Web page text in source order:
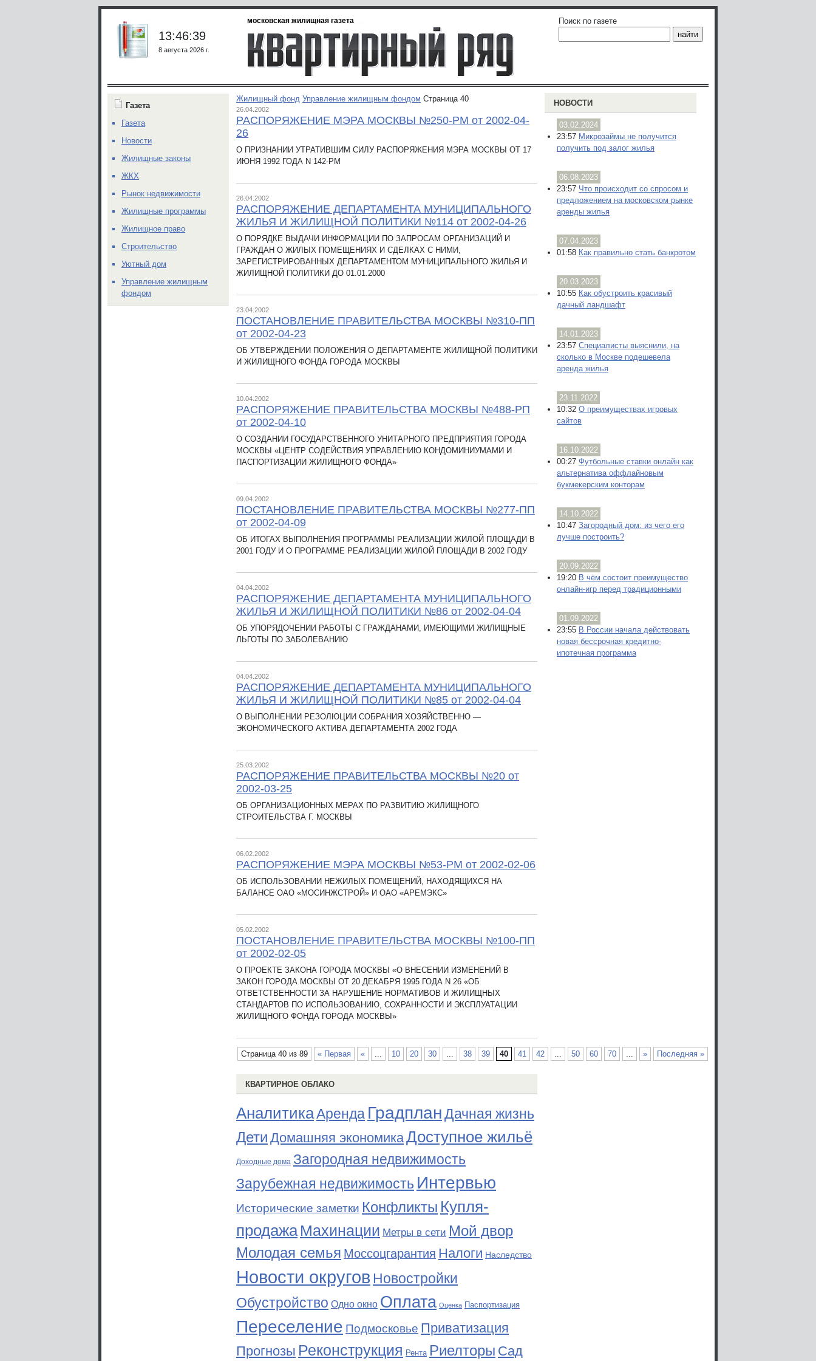
московская жилищная газета
13:46:39
8 августа 2026 г.
Поиск по газете
Жилищный фонд Управление жилищным фондом Страница 40
26.04.2002
РАСПОРЯЖЕНИЕ МЭРА МОСКВЫ №250-РМ от 2002-04-
26
О ПРИЗНАНИИ УТРАТИВШИМ СИЛУ РАСПОРЯЖЕНИЯ МЭРА МОСКВЫ ОТ 17
ИЮНЯ 1992 ГОДА N 142-РМ
26.04.2002
РАСПОРЯЖЕНИЕ ДЕПАРТАМЕНТА МУНИЦИПАЛЬНОГО
ЖИЛЬЯ И ЖИЛИЩНОЙ ПОЛИТИКИ №114 от 2002-04-26
О ПОРЯДКЕ ВЫДАЧИ ИНФОРМАЦИИ ПО ЗАПРОСАМ ОРГАНИЗАЦИЙ И
ГРАЖДАН О ЖИЛЫХ ПОМЕЩЕНИЯХ И СДЕЛКАХ С НИМИ,
ЗАРЕГИСТРИРОВАННЫХ ДЕПАРТАМЕНТОМ МУНИЦИПАЛЬНОГО ЖИЛЬЯ И
ЖИЛИЩНОЙ ПОЛИТИКИ ДО 01.01.2000
23.04.2002
ПОСТАНОВЛЕНИЕ ПРАВИТЕЛЬСТВА МОСКВЫ №310-ПП
от 2002-04-23
ОБ УТВЕРЖДЕНИИ ПОЛОЖЕНИЯ О ДЕПАРТАМЕНТЕ ЖИЛИЩНОЙ ПОЛИТИКИ
И ЖИЛИЩНОГО ФОНДА ГОРОДА МОСКВЫ
10.04.2002
РАСПОРЯЖЕНИЕ ПРАВИТЕЛЬСТВА МОСКВЫ №488-РП
от 2002-04-10
О СОЗДАНИИ ГОСУДАРСТВЕННОГО УНИТАРНОГО ПРЕДПРИЯТИЯ ГОРОДА
МОСКВЫ «ЦЕНТР СОДЕЙСТВИЯ УПРАВЛЕНИЮ КОНДОМИНИУМАМИ И
ПАСПОРТИЗАЦИИ ЖИЛИЩНОГО ФОНДА»
09.04.2002
ПОСТАНОВЛЕНИЕ ПРАВИТЕЛЬСТВА МОСКВЫ №277-ПП
от 2002-04-09
ОБ ИТОГАХ ВЫПОЛНЕНИЯ ПРОГРАММЫ РЕАЛИЗАЦИИ ЖИЛОЙ ПЛОЩАДИ В
2001 ГОДУ И О ПРОГРАММЕ РЕАЛИЗАЦИИ ЖИЛОЙ ПЛОЩАДИ В 2002 ГОДУ
04.04.2002
РАСПОРЯЖЕНИЕ ДЕПАРТАМЕНТА МУНИЦИПАЛЬНОГО
ЖИЛЬЯ И ЖИЛИЩНОЙ ПОЛИТИКИ №86 от 2002-04-04
ОБ УПОРЯДОЧЕНИИ РАБОТЫ С ГРАЖДАНАМИ, ИМЕЮЩИМИ ЖИЛИЩНЫЕ
ЛЬГОТЫ ПО ЗАБОЛЕВАНИЮ
04.04.2002
РАСПОРЯЖЕНИЕ ДЕПАРТАМЕНТА МУНИЦИПАЛЬНОГО
ЖИЛЬЯ И ЖИЛИЩНОЙ ПОЛИТИКИ №85 от 2002-04-04
О ВЫПОЛНЕНИИ РЕЗОЛЮЦИИ СОБРАНИЯ ХОЗЯЙСТВЕННО —
ЭКОНОМИЧЕСКОГО АКТИВА ДЕПАРТАМЕНТА 2002 ГОДА
25.03.2002
РАСПОРЯЖЕНИЕ ПРАВИТЕЛЬСТВА МОСКВЫ №20 от
2002-03-25
ОБ ОРГАНИЗАЦИОННЫХ МЕРАХ ПО РАЗВИТИЮ ЖИЛИЩНОГО
СТРОИТЕЛЬСТВА Г. МОСКВЫ
06.02.2002
РАСПОРЯЖЕНИЕ МЭРА МОСКВЫ №53-РМ от 2002-02-06
ОБ ИСПОЛЬЗОВАНИИ НЕЖИЛЫХ ПОМЕЩЕНИЙ, НАХОДЯЩИХСЯ НА
БАЛАНСЕ ОАО «МОСИНЖСТРОЙ» И ОАО «АРЕМЭКС»
05.02.2002
ПОСТАНОВЛЕНИЕ ПРАВИТЕЛЬСТВА МОСКВЫ №100-ПП
от 2002-02-05
О ПРОЕКТЕ ЗАКОНА ГОРОДА МОСКВЫ «О ВНЕСЕНИИ ИЗМЕНЕНИЙ В
ЗАКОН ГОРОДА МОСКВЫ ОТ 20 ДЕКАБРЯ 1995 ГОДА N 26 «ОБ
ОТВЕТСТВЕННОСТИ ЗА НАРУШЕНИЕ НОРМАТИВОВ И ЖИЛИЩНЫХ
СТАНДАРТОВ ПО ИСПОЛЬЗОВАНИЮ, СОХРАННОСТИ И ЭКСПЛУАТАЦИИ
ЖИЛИЩНОГО ФОНДА ГОРОДА МОСКВЫ»
Страница 40 из 89 « Первая « ... 10 20 30 ... 38 39 40 41 42 ... 50 60 70 ... » Последняя »
КВАРТИРНОЕ ОБЛАКО
АналитикаАренда ГрадпланДачная жизнь
Дети Домашняя экономикаДоступное жильё
Доходные дома Загородная недвижимость
Зарубежная недвижимость Интервью
Исторические заметки Конфликты Купля-
продажа Махинации Метры в сети Мой двор
Молодая семья Моссоцгарантия Налоги Наследство
Новости округов Новостройки
Обустройство Одно окно Оплата Оценка Паспортизация
Переселение Подмосковье Приватизация
Прогнозы Реконструкция Рента Риелторы Сад
НОВОСТИ
03.02.2024
23:57 Микрозаймы не получится
получить под залог жилья
06.08.2023
23:57 Что происходит со спросом и
предложением на московском рынке
аренды жилья
07.04.2023
01:58 Как правильно стать банкротом
20.03.2023
10:55 Как обустроить красивый
дачный ландшафт
14.01.2023
23:57 Специалисты выяснили, на
сколько в Москве подешевела
аренда жилья
23.11.2022
10:32 О преимуществах игровых
сайтов
16.10.2022
00:27 Футбольные ставки онлайн как
альтернатива оффлайновым
букмекерским конторам
14.10.2022
10:47 Загородный дом: из чего его
лучше построить?
20.09.2022
19:20 В чём состоит преимущество
онлайн-игр перед традиционными
01.09.2022
23:55 В России начала действовать
новая бессрочная кредитно-
ипотечная программа
Газета
Газета
Новости
Жилищные законы
ЖКХ
Рынок недвижимости
Жилищные программы
Жилищное право
Строительство
Уютный дом
Управление жилищным
фондом